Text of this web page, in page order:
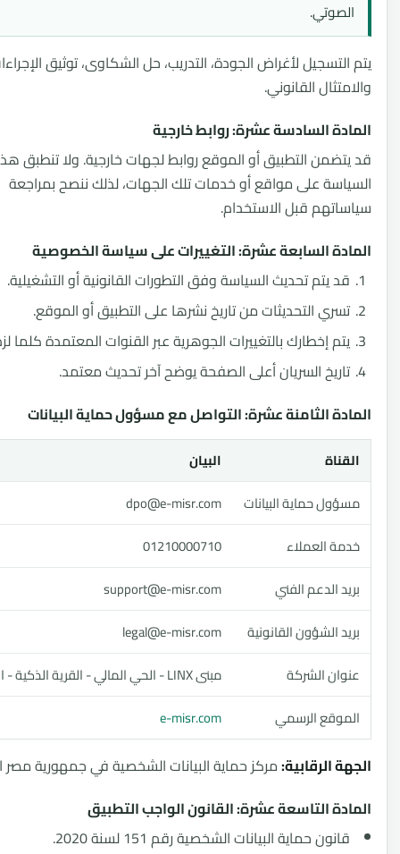
لأغراض الجودة، التدريب، حل الشكاوى، توثيق الإجراءات،
القانوني.
السادسة عشرة: روابط خارجية
التطبيق أو الموقع روابط لجهات خارجية. ولا تنطبق هذه
على مواقع أو خدمات تلك الجهات، لذلك ننصح بمراجعة
قبل الاستخدام.
السابعة عشرة: التغييرات على سياسة الخصوصية
يتم تحديث السياسة وفق التطورات القانونية أو التشغيلية.
التحديثات من تاريخ نشرها على التطبيق أو الموقع.
إخطارك بالتغييرات الجوهرية عبر القنوات المعتمدة كلما لزم.
السريان أعلى الصفحة يوضح آخر تحديث معتمد.
الثامنة عشرة: التواصل مع مسؤول حماية البيانات
حماية البيانات
dpo@e-misr.com
العملاء
01210000710
الدعم الفني
support@e-misr.com
الشؤون القانونية
legal@e-misr.com
الشركة
الرسمي
e-misr.com
الرقابية:مركز حماية البيانات الشخصية في جمهورية مصر العربية.
التاسعة عشرة: القانون الواجب التطبيق
حماية البيانات الشخصية رقم 151 لسنة 2020.